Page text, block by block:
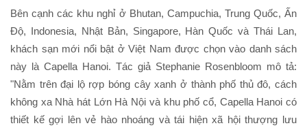
Bên cạnh các khu nghỉ ở Bhutan, Campuchia, Trung Quốc, Ấn
Độ, Indonesia, Nhật Bản, Singapore, Hàn Quốc và Thái Lan,
khách sạn mới nổi bật ở Việt Nam được chọn vào danh sách
này là Capella Hanoi. Tác giả Stephanie Rosenbloom mô tả:
"Nằm trên đại lộ rợp bóng cây xanh ở thành phố thủ đô, cách
không xa Nhà hát Lớn Hà Nội và khu phố cổ, Capella Hanoi có
thiết kế gợi lên vẻ hào nhoáng và tái hiện xã hội thượng lưu